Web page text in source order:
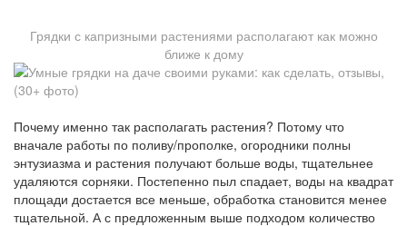
Грядки с капризными растениями располагают как можно
ближе к дому
Почему именно так располагать растения? Потому что
вначале работы по поливу/прополке, огородники полны
энтузиазма и растения получают больше воды, тщательнее
удаляются сорняки. Постепенно пыл спадает, воды на квадрат
площади достается все меньше, обработка становится менее
тщательной. А с предложенным выше подходом количество